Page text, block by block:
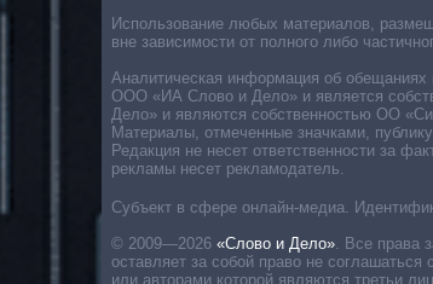
Субъект в сфере онлайн-медиа.
© 2009—2026 «Слово и Дело» Все права
оставляет за собой право не
или авторами которой являются третьи
Использование любых материалов,
вне зависимости от полного либо
Аналитическая информация об обещаниях
ООО «ИА Слово и Дело» и является
Дело» и являются собственностью ОО
Материалы, отмеченные значками,
Редакция не несет ответственности за
рекламы несет рекламодатель.